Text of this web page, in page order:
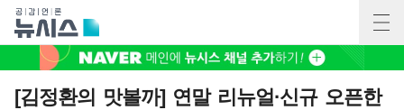
[김정환의 맛볼까] 연말 리뉴얼·신규 오픈한